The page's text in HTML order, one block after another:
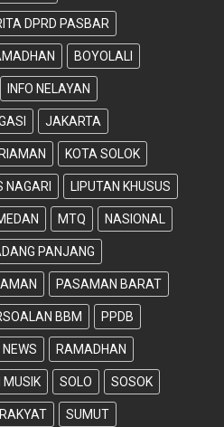
DPRD PASBAR
BOYOLALI
INFO NELAYAN
JAKARTA
KOTA SOLOK
NAGARI LIPUTAN KHUSUS
MTQ NASIONAL
PANJANG
PASAMAN BARAT
BBM PPDB
RAMADHAN
MUSIK SOLO SOSOK
SUMUT